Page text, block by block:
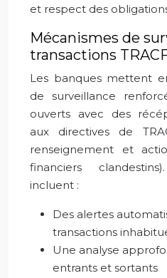
et respect des
Mécanismes de
transactions
Les banques mettent
de surveillance
ouverts avec des
aux directives de
renseignement et
financiers
incluent :
Des alertes
transactions
Une analyse
entrants et sortants